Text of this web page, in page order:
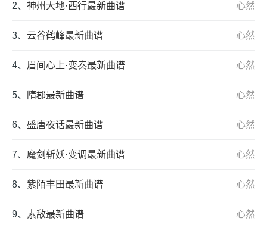
心然
2、 神州大地·西行最新曲谱
心然
3、 云谷鹤峰最新曲谱
心然
4、 眉间心上·变奏最新曲谱
心然
5、 隋郡最新曲谱
心然
6、 盛唐夜话最新曲谱
心然
7、 魔剑斩妖·变调最新曲谱
心然
8、 紫陌丰田最新曲谱
心然
9、 素敌最新曲谱